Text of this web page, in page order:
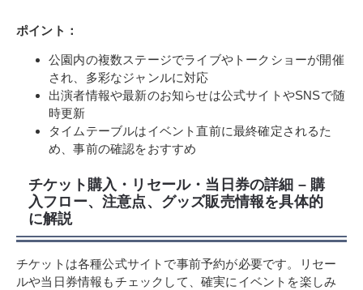
ポイント：
公園内の複数ステージでライブやトークショーが開催
され、多彩なジャンルに対応
出演者情報や最新のお知らせは公式サイトやSNSで随
時更新
タイムテーブルはイベント直前に最終確定されるた
め、事前の確認をおすすめ
チケット購入・リセール・当日券の詳細 – 購
入フロー、注意点、グッズ販売情報を具体的
に解説
チケットは各種公式サイトで事前予約が必要です。リセー
ルや当日券情報もチェックして、確実にイベントを楽しみ